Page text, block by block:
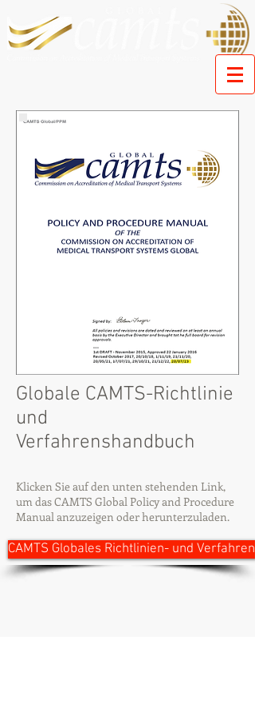
Globale CAMTS-Richtlinie
und
Verfahrenshandbuch
Klicken Sie auf den unten stehenden Link,
um das CAMTS Global Policy and Procedure
Manual anzuzeigen oder herunterzuladen.
CAMTS Globales Richtlinien- und